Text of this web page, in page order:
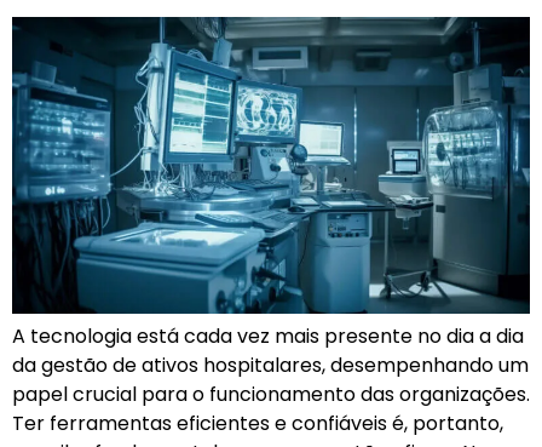
A tecnologia está cada vez mais presente no dia a dia
da gestão de ativos hospitalares, desempenhando um
papel crucial para o funcionamento das organizações.
Ter ferramentas eficientes e confiáveis é, portanto,